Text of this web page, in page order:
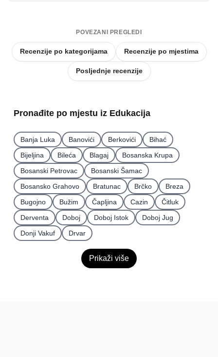
POVEZANI PREGLEDI
Recenzije po kategorijama Recenzije po mjestima
Posljednje recenzije
Pronađite po mjestu iz Edukacija
Banja Luka Banovići Berkovići
Bihać
Bijeljina
Bileća Blagaj
Bosanska Krupa
Bosanski Petrovac
Bosanski Šamac
Bosansko Grahovo
Bratunac Brčko
Breza
Bugojno
Bužim Čapljina Cazin
Čitluk
Derventa
Doboj Doboj Istok
Doboj Jug
Donji Vakuf
Drvar
Prikaži više